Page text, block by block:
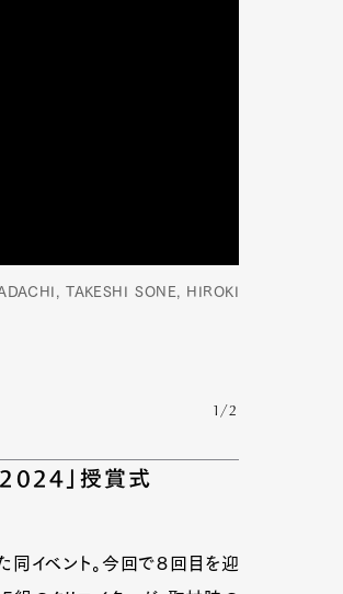
TAKESHI SONE, HIROKI
1/2
2024」授賞式
イベント。今回で８回目を迎